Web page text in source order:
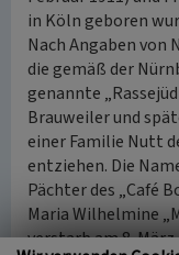
in Köln geboren
Nach Angaben von
die gemäß der
genannte
Brauweiler und
einer Familie Nutt
entziehen. Die
Pächter des „Café
Maria Wilhelmine
verstarb am 8.